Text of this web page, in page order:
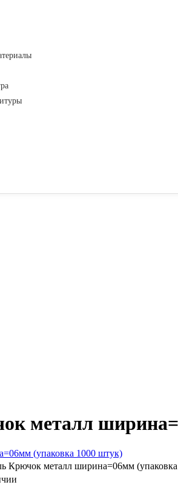
металл
Крючок металл ширина=06мм